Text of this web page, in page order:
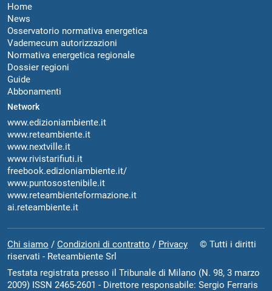
Home
News
Osservatorio normativa energetica
Vademecum autorizzazioni
Normativa energetica regionale
Dossier regioni
Guide
Abbonamenti
Network
www.edizioniambiente.it
www.reteambiente.it
www.nextville.it
www.rivistarifiuti.it
freebook.edizioniambiente.it/
www.puntosostenibile.it
www.reteambienteformazione.it
ai.reteambiente.it
Chi siamo / Condizioni di contratto / Privacy © Tutti i diritti
riservati - Reteambiente Srl
Testata registrata presso il Tribunale di Milano (N. 98, 3 marzo
2009) ISSN 2465-2601 - Direttore responsabile: Sergio Ferraris